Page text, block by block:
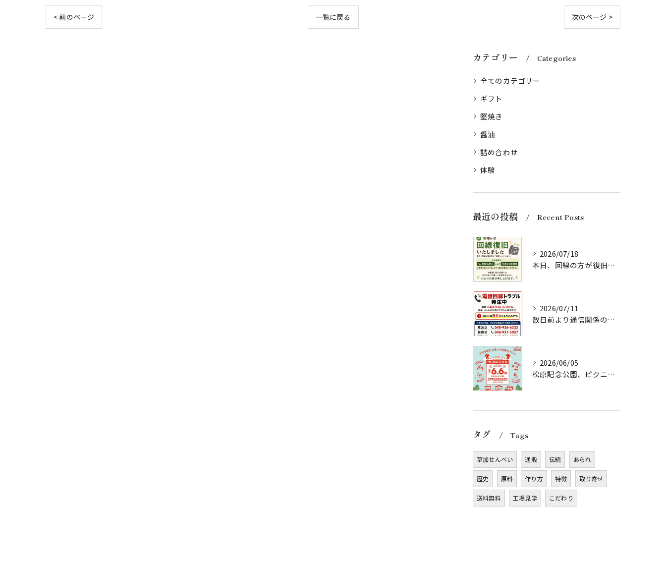
< 前のページ 一覧に戻る 次のページ >
カテゴリー Categories
全てのカテゴリー
ギフト
堅焼き
醤油
詰め合わせ
体験
最近の投稿 Recent Posts
2026/07/18
本日、回線の方が復旧いたしましたのでお知らせいたします。
2026/07/11
数日前より通信関係の調子が悪く、ネット注文、メールでのお問い...
2026/06/05
松原記念公園、ピクニグッド様に初出店させていただきます！
タグ Tags
草加せんべい 通販 伝統 あられ
歴史 原料 作り方 特徴 取り寄せ
送料無料 工場見学 こだわり